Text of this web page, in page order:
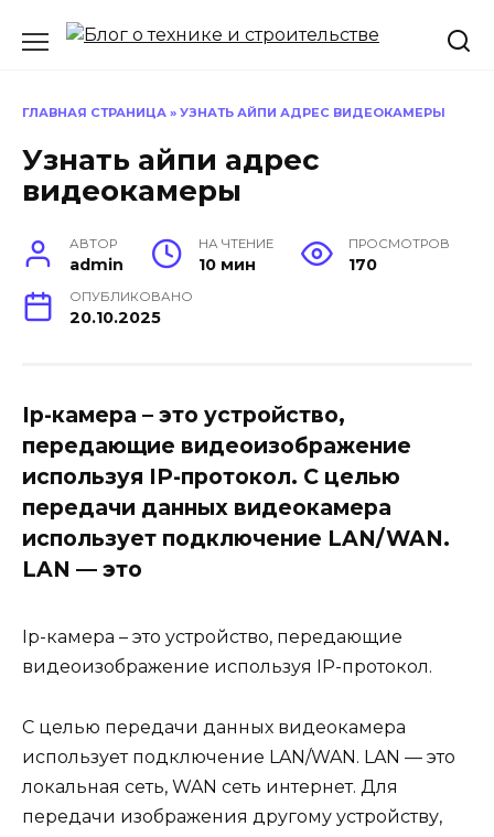
ГЛАВНАЯ СТРАНИЦА » УЗНАТЬ АЙПИ АДРЕС ВИДЕОКАМЕРЫ
Узнать айпи адрес
видеокамеры
АВТОР
admin
НА ЧТЕНИЕ
10 мин
ПРОСМОТРОВ
170
ОПУБЛИКОВАНО
20.10.2025
Ip-камера – это устройство,
передающие видеоизображение
используя IP-протокол. С целью
передачи данных видеокамера
использует подключение LAN/WAN.
LAN — это
Ip-камера – это устройство, передающие
видеоизображение используя IP-протокол.
С целью передачи данных видеокамера
использует подключение LAN/WAN. LAN — это
локальная сеть, WAN сеть интернет. Для
передачи изображения другому устройству,